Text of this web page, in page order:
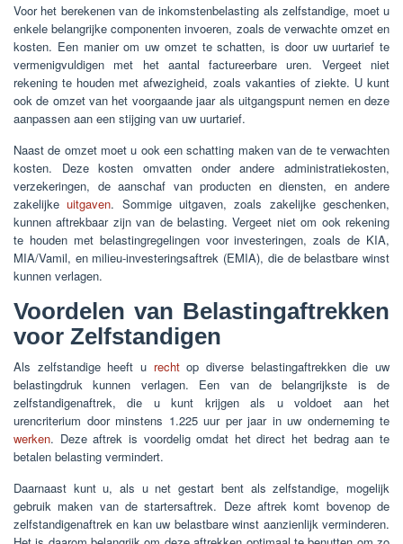
Voor het berekenen van de inkomstenbelasting als zelfstandige, moet u
enkele belangrijke componenten invoeren, zoals de verwachte omzet en
kosten. Een manier om uw omzet te schatten, is door uw uurtarief te
vermenigvuldigen met het aantal factureerbare uren. Vergeet niet
rekening te houden met afwezigheid, zoals vakanties of ziekte. U kunt
ook de omzet van het voorgaande jaar als uitgangspunt nemen en deze
aanpassen aan een stijging van uw uurtarief.
Naast de omzet moet u ook een schatting maken van de te verwachten
kosten. Deze kosten omvatten onder andere administratiekosten,
verzekeringen, de aanschaf van producten en diensten, en andere
zakelijkeuitgaven. Sommige uitgaven, zoals zakelijke geschenken,
kunnen aftrekbaar zijn van de belasting. Vergeet niet om ook rekening
te houden met belastingregelingen voor investeringen, zoals de KIA,
MIA/Vamil, en milieu-investeringsaftrek (EMIA), die de belastbare winst
kunnen verlagen.
Voordelen van Belastingaftrekken
voor Zelfstandigen
Als zelfstandige heeft u rechtop diverse belastingaftrekken die uw
belastingdruk kunnen verlagen. Een van de belangrijkste is de
zelfstandigenaftrek, die u kunt krijgen als u voldoet aan het
urencriterium door minstens 1.225 uur per jaar in uw onderneming te
werken. Deze aftrek is voordelig omdat het direct het bedrag aan te
betalen belasting vermindert.
Daarnaast kunt u, als u net gestart bent als zelfstandige, mogelijk
gebruik maken van de startersaftrek. Deze aftrek komt bovenop de
zelfstandigenaftrek en kan uw belastbare winst aanzienlijk verminderen.